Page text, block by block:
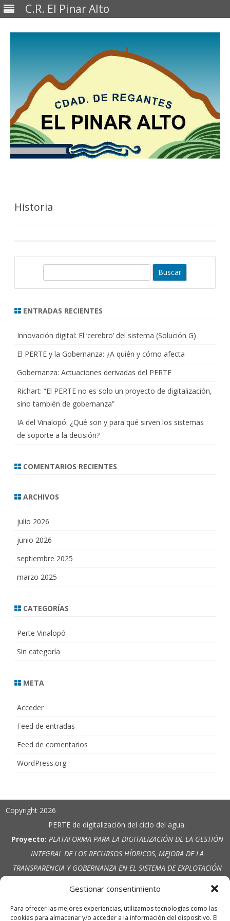
Gestionar consentimiento
Para ofrecer las mejores experiencias, utilizamos tecnologías como las
cookies para almacenar y/o acceder a la información del dispositivo. El
C.R. El Pinar Alto
Historia
c
ENTRADAS RECIENTES
Innovación digital: El ‘cerebro’ del sistema (Solución G)
El PERTE y la Gobernanza: ¿A quién y cómo afecta
Gobernanza: Actuaciones derivadas del PERTE
Richart: “El PERTE no es solo un proyecto de digitalización,
sino también de gobernanza”
IA del Vinalopó: ¿Qué son y para qué sirven los sistemas
de soporte a la decisión?
COMENTARIOS RECIENTES
ARCHIVOS
julio 2026
junio 2026
septiembre 2025
marzo 2025
CATEGORÍAS
Perte Vinalopó
Sin categoría
META
Acceder
Feed de entradas
Feed de comentarios
WordPress.org
Copyright 2026
PERTE de digitalización del ciclo del agua.
Proyecto: PLATAFORMA PARA LA DIGITALIZACIÓN DE LA GESTIÓN
INTEGRAL DE LOS RECURSOS HÍDRICOS, MEJORA DE LA
TRANSPARENCIA Y GOBERNANZA EN EL SISTEMA DE EXPLOTACIÓN
Entidad beneficiaria:C.R. El Pinar Alto